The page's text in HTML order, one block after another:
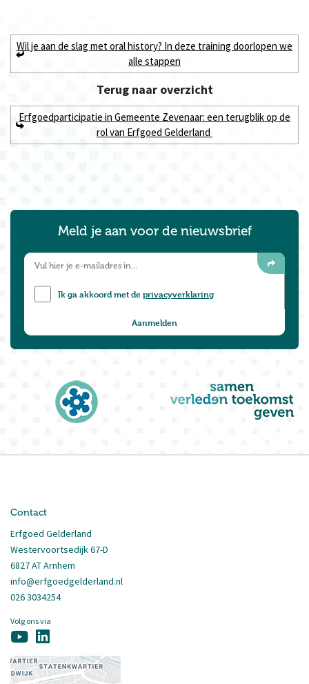
Wil je aan de slag met oral history? In deze training doorlopen we
alle stappen
Terug naaroverzicht
Erfgoedparticipatie in Gemeente Zevenaar: een terugblik op de
rol van Erfgoed Gelderland
Meld je aan voor de nieuwsbrief
Ik ga akkoord met deprivacyverklaring
Contact
Erfgoed Gelderland
Westervoortsedijk 67-D
6827 AT Arnhem
info@erfgoedgelderland.nl
026 3034254
Volg ons via